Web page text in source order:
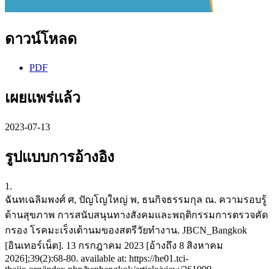
ดาวน์โหลด
PDF
เผยแพร่แล้ว
2023-07-13
รูปแบบการอ้างอิง
1.
ฉันทเฉลิมพงศ์ ศ, ปัญโญใหญ่ พ, ธนกิจธรรมกุล ณ. ความรอบรู้
ด้านสุขภาพ การสนับสนุนทางสังคมและพฤติกรรมการตรวจคัด
กรอง โรคมะเร็งเต้านมของสตรีวัยทำงาน. JBCN_Bangkok
[อินเทอร์เน็ต]. 13 กรกฎาคม 2023 [อ้างถึง 8 สิงหาคม
2026];39(2):68-80. available at: https://he01.tci-